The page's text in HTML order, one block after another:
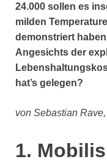
24.000 sollen es
milden
demonstriert
Angesichts der
hat’s gelegen?
von Sebastian
1.